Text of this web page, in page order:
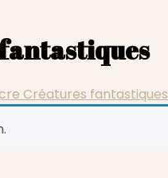
Créatures fantastiques